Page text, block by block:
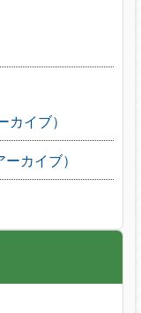
イブ）
カイブ）